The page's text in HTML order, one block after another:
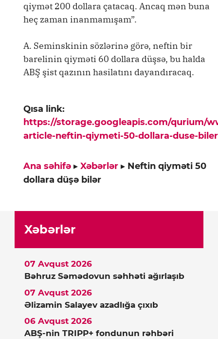
qiymət 200 dollara çatacaq. Ancaq mən buna
heç zaman inanmamışam”.
A. Seminskinin sözlərinə görə, neftin bir
barelinin qiyməti 60 dollara düşsə, bu halda
ABŞ şist qazının hasilatını dayandıracaq.
Qısa link:
https://storage.googleapis.com/qurium/
article-neftin-qiymeti-50-dollara-duse-
Ana səhifə ▸ Xəbərlər ▸ Neftin qiyməti 50
dollara düşə bilər
Xəbərlər
Bəhruz Səmədovun səhhəti ağırlaşıb
07 Avqust 2026
Əlizamin Salayev azadlığa çıxıb
07 Avqust 2026
ABŞ-nin TRIPP+ fondunun rəhbəri
06 Avqust 2026